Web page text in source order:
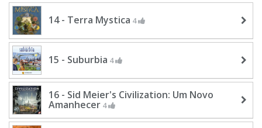
14 - Terra Mystica 4
15 - Suburbia 4
16 - Sid Meier's Civilization: Um Novo
Amanhecer 4